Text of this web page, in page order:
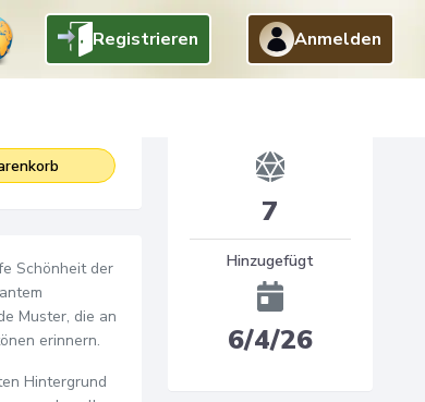
Registrieren Anmelden
Schönheit der
Muster, die an
erinnern.
Hintergrund
7
Hinzugefügt
6/4/26